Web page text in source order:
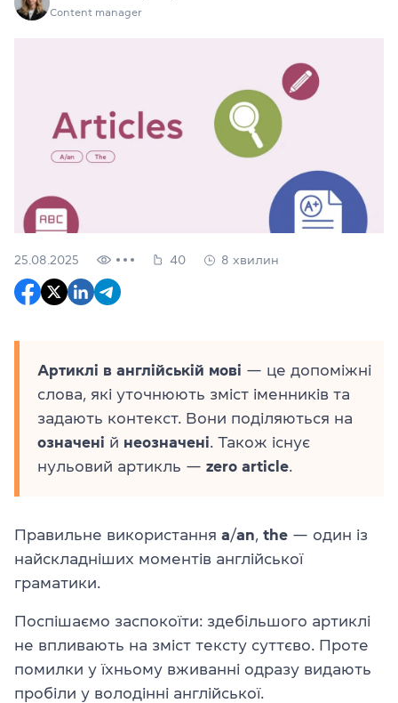
Content manager
25.08.2025 40 8 хвилин
Артиклі в англійській мові — це допоміжні
слова, які уточнюють зміст іменників та
задають контекст. Вони поділяються на
означені й неозначені . Також існує
нульовий артикль — zero article
Правильне використання a/an the — один із
найскладніших моментів англійської
граматики.
Поспішаємо заспокоїти: здебільшого артиклі
не впливають на зміст тексту суттєво. Проте
помилки у їхньому вживанні одразу видають
пробіли у володінні англійської.